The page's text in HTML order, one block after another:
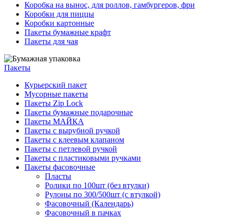
Коробка на вынос, для роллов, гамбургеров, фри
Коробки для пиццы
Коробки картонные
Пакеты бумажные крафт
Пакеты для чая
Пакеты
Курьерский пакет
Мусорные пакеты
Пакеты Zip Lock
Пакеты бумажные подарочные
Пакеты МАЙКА
Пакеты с вырубной ручкой
Пакеты с клеевым клапаном
Пакеты с петлевой ручкой
Пакеты с пластиковыми ручками
Пакеты фасовочные
Пласты
Ролики по 100шт (без втулки)
Рулоны по 300/500шт (с втулкой)
Фасовочный (Календарь)
Фасовочный в пачках